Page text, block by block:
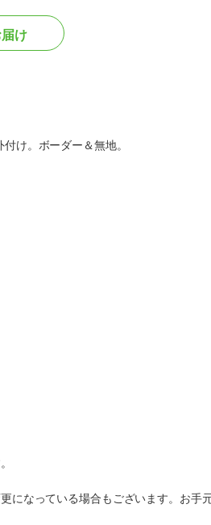
け
け。ボーダー＆無地。
になっている場合もございます。お手